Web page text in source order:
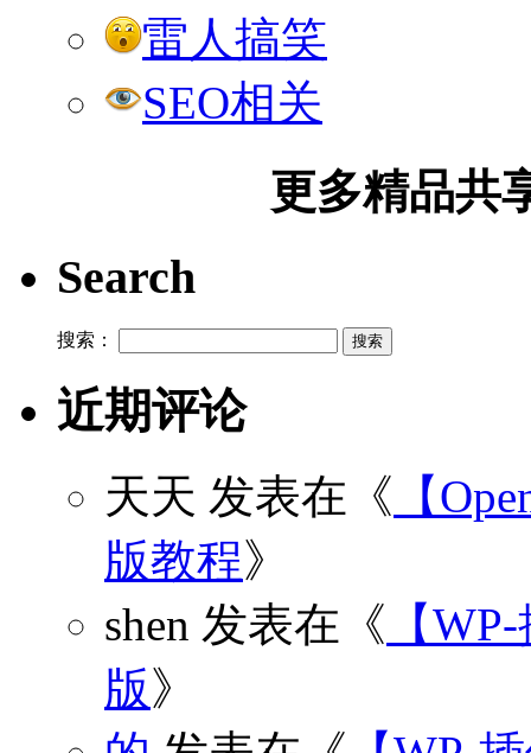
雷人搞笑
SEO相关
更多精品共
Search
搜索：
近期评论
天天 发表在《 【
版教程》
shen 发表在《 【
版》